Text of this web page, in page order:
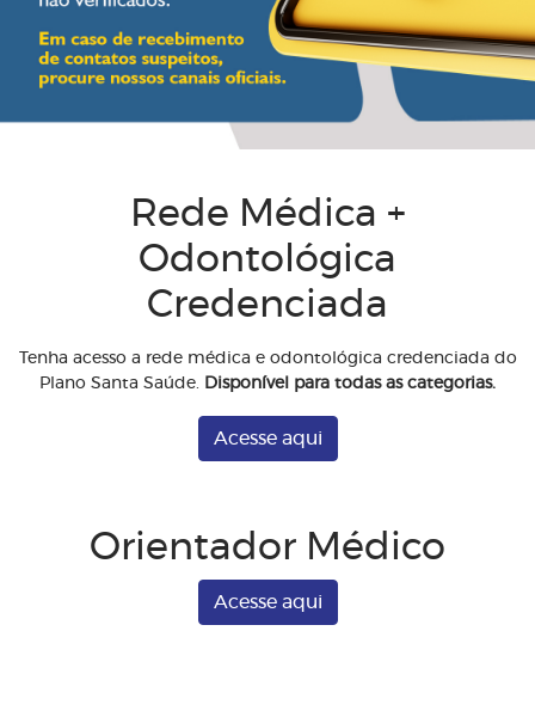
Rede Médica +
Odontológica
Credenciada
Tenha acesso a rede médica e odontológica credenciada do
Plano Santa Saúde. Disponível para todas as categorias.
Acesse aqui
Orientador Médico
Acesse aqui